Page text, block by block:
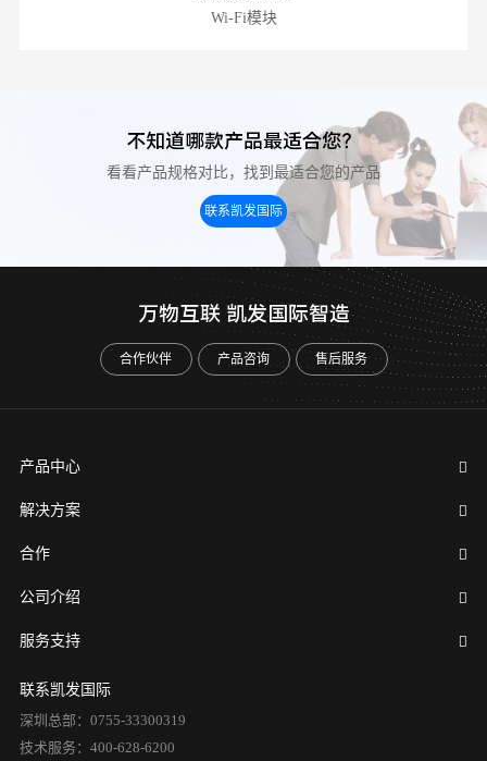
Wi-Fi模块
不知道哪款产品最适合您？
看看产品规格对比，找到最适合您的产品
联系凯发国际
万物互联 凯发国际智造
合作伙伴 产品咨询 售后服务
产品中心
解决方案
合作
公司介绍
服务支持
联系凯发国际
深圳总部：0755-33300319
技术服务：400-628-6200